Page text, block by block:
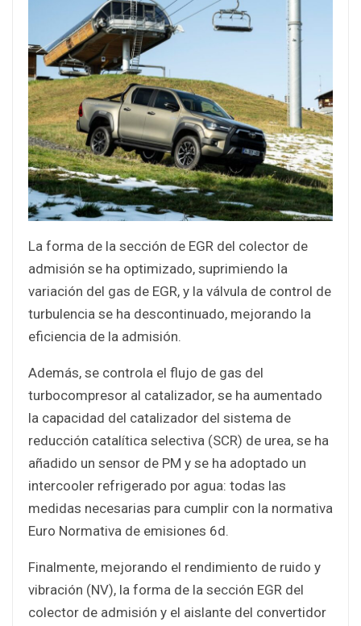
La forma de la sección de EGR del colector de
admisión se ha optimizado, suprimiendo la
variación del gas de EGR, y la válvula de control de
turbulencia se ha descontinuado, mejorando la
eficiencia de la admisión.
Además, se controla el flujo de gas del
turbocompresor al catalizador, se ha aumentado
la capacidad del catalizador del sistema de
reducción catalítica selectiva (SCR) de urea, se ha
añadido un sensor de PM y se ha adoptado un
intercooler refrigerado por agua: todas las
medidas necesarias para cumplir con la normativa
Euro Normativa de emisiones 6d.
Finalmente, mejorando el rendimiento de ruido y
vibración (NV), la forma de la sección EGR del
colector de admisión y el aislante del convertidor